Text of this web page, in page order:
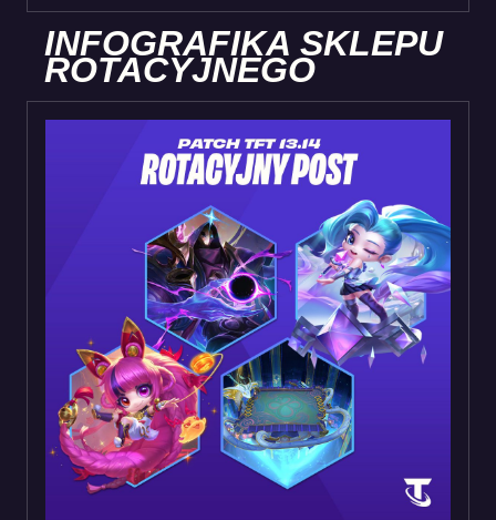
INFOGRAFIKA SKLEPU
ROTACYJNEGO